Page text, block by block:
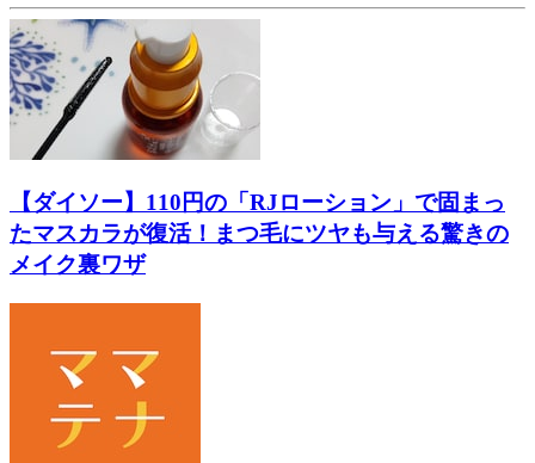
【ダイソー】110円の「RJローション」で固まっ
たマスカラが復活！まつ毛にツヤも与える驚きの
メイク裏ワザ